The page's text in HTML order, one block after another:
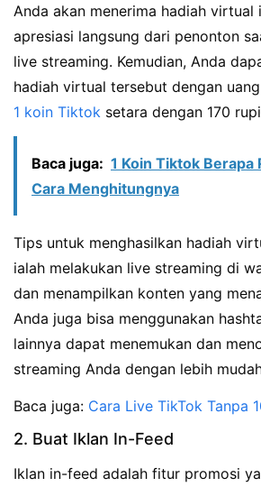
Anda akan menerima hadiah virtual
apresiasi langsung dari penonton
live streaming. Kemudian, Anda
hadiah virtual tersebut dengan
1 koin Tiktok setara dengan 170
Baca juga: 1 Koin Tiktok Berapa
Cara Menghitungnya
Tips untuk menghasilkan hadiah
ialah melakukan live streaming di
dan menampilkan konten yang
Anda juga bisa menggunakan
lainnya dapat menemukan dan
streaming Anda dengan lebih
Baca juga: Cara Live TikTok Tanpa
2. Buat Iklan In-Feed
Iklan in-feed adalah fitur promosi